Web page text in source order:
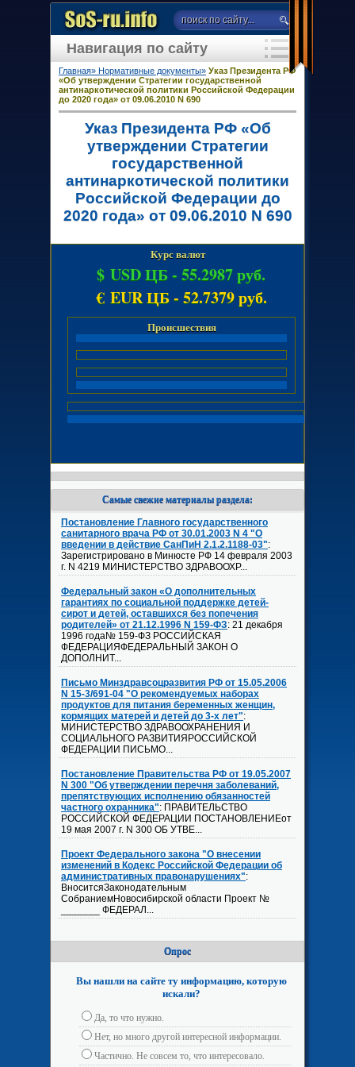
Главная» Нормативные документы» Указ Президента РФ
«Об утверждении Стратегии государственной
антинаркотической политики Российской Федерации
до 2020 года» от 09.06.2010 N 690
Указ Президента РФ «Об
утверждении Стратегии
государственной
антинаркотической политики
Российской Федерации до
2020 года» от 09.06.2010 N 690
Курс валют
$ USD ЦБ - 55.2987 руб.
€ EUR ЦБ - 52.7379 руб.
Происшествия
Самые свежие материалы раздела:
Постановление Главного государственного
санитарного врача РФ от 30.01.2003 N 4 "О
введении в действие СанПиН 2.1.2.1188-03":
Зарегистрировано в Минюсте РФ 14 февраля 2003
г. N 4219 МИНИСТЕРСТВО ЗДРАВООХР...
Федеральный закон «О дополнительных
гарантиях по социальной поддержке детей-
сирот и детей, оставшихся без попечения
родителей» от 21.12.1996 N 159-ФЗ: 21 декабря
1996 года№ 159-ФЗ РОССИЙСКАЯ
ФЕДЕРАЦИЯФЕДЕРАЛЬНЫЙ ЗАКОН О
ДОПОЛНИТ...
Письмо Минздравсоцразвития РФ от 15.05.2006
N 15-3/691-04 "О рекомендуемых наборах
продуктов для питания беременных женщин,
кормящих матерей и детей до 3-х лет":
МИНИСТЕРСТВО ЗДРАВООХРАНЕНИЯ И
СОЦИАЛЬНОГО РАЗВИТИЯРОССИЙСКОЙ
ФЕДЕРАЦИИ ПИСЬМО...
Постановление Правительства РФ от 19.05.2007
N 300 "Об утверждении перечня заболеваний,
препятствующих исполнению обязанностей
частного охранника": ПРАВИТЕЛЬСТВО
РОССИЙСКОЙ ФЕДЕРАЦИИ ПОСТАНОВЛЕНИЕот
19 мая 2007 г. N 300 ОБ УТВЕ...
Проект Федерального закона "О внесении
изменений в Кодекс Российской Федерации об
административных правонарушениях":
ВноситсяЗаконодательным
СобраниемНовосибирской области Проект №
_______ ФЕДЕРАЛ...
Опрос
Вы нашли на сайте ту информацию, которую
искали?
Да, то что нужно.
Нет, но много другой интересной информации.
Частично. Не совсем то, что интересовало.
Навигация по сайту